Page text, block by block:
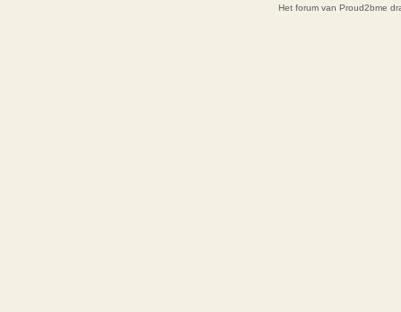
Het forum van Proud2bme